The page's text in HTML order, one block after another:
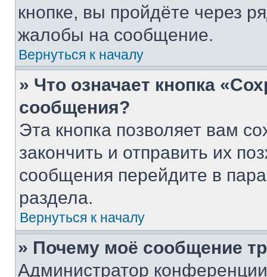
кнопке, вы пройдёте через
жалобы на сообщение.
Вернуться к началу
» Что означает кнопка
сообщения?
Эта кнопка позволяет вам
закончить и отправить их
сообщения перейдите в
раздела.
Вернуться к началу
» Почему моё сообщение
Администратор